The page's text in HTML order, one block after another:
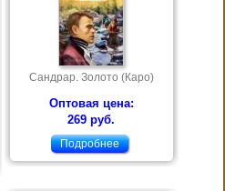
Сандрар. Золото (Каро)
Оптовая цена:
269 руб.
Подробнее